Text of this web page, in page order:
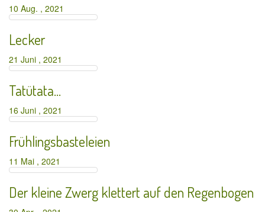
10 Aug. , 2021
Lecker
21 Juni , 2021
Tatütata…
16 Juni , 2021
Frühlingsbasteleien
11 Mai , 2021
Der kleine Zwerg klettert auf den Regenbogen